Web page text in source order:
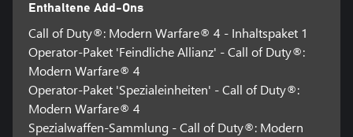
Enthaltene Add-Ons
Call of Duty®: Modern Warfare® 4 - Inhaltspaket 1
Operator-Paket 'Feindliche Allianz' - Call of Duty®:
Modern Warfare® 4
Operator-Paket 'Spezialeinheiten' - Call of Duty®:
Modern Warfare® 4
Spezialwaffen-Sammlung - Call of Duty®: Modern